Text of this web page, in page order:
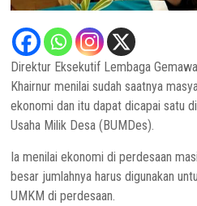
Direktur Eksekutif Lembaga
Khairnur menilai sudah saatnya
ekonomi dan itu dapat dicapai satu
Usaha Milik Desa (BUMDes).
Ia menilai ekonomi di perdesaan
besar jumlahnya harus digunakan
UMKM di perdesaan.